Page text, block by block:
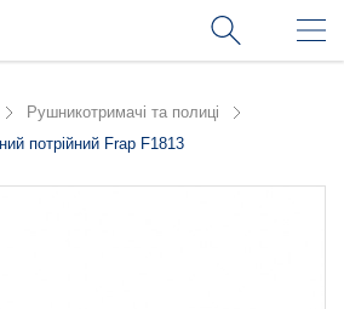
Рушникотримачі та полиці
потрійний Frap F1813